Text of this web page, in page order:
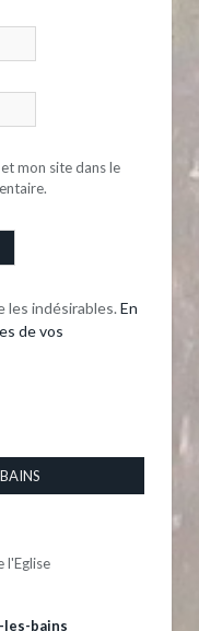
mon site dans le
les indésirables. En
de vos
l'Eglise
les-bains